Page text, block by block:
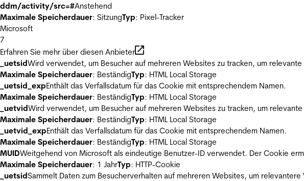
ddm/activity/src=#Anstehend
Maximale Speicherdauer: SitzungTyp: Pixel-Tracker
Microsoft
7
Erfahren Sie mehr über diesen Anbieter
_uetsidWird verwendet, um Besucher auf mehreren Websites zu tracken, um
Maximale Speicherdauer: BeständigTyp: HTML Local Storage
_uetsid_expEnthält das Verfallsdatum für das Cookie mit entsprechendem Namen.
Maximale Speicherdauer: BeständigTyp: HTML Local Storage
_uetvidWird verwendet, um Besucher auf mehreren Websites zu tracken, um
Maximale Speicherdauer: BeständigTyp: HTML Local Storage
_uetvid_expEnthält das Verfallsdatum für das Cookie mit entsprechendem Namen.
Maximale Speicherdauer: BeständigTyp: HTML Local Storage
MUIDWeitgehend von Microsoft als eindeutige Benutzer-ID verwendet. Der Cookie
Maximale Speicherdauer: 1 JahrTyp: HTTP-Cookie
_uetsidSammelt Daten zum Besucherverhalten auf mehreren Websites, um